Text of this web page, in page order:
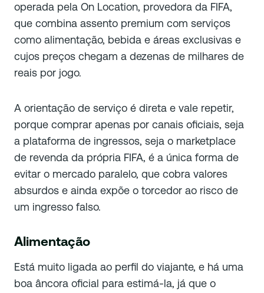
operada pela On Location, provedora da FIFA,
que combina assento premium com serviços
como alimentação, bebida e áreas exclusivas e
cujos preços chegam a dezenas de milhares de
reais por jogo.
A orientação de serviço é direta e vale repetir,
porque comprar apenas por canais oficiais, seja
a plataforma de ingressos, seja o marketplace
de revenda da própria FIFA, é a única forma de
evitar o mercado paralelo, que cobra valores
absurdos e ainda expõe o torcedor ao risco de
um ingresso falso.
Alimentação
Está muito ligada ao perfil do viajante, e há uma
boa âncora oficial para estimá-la, já que o